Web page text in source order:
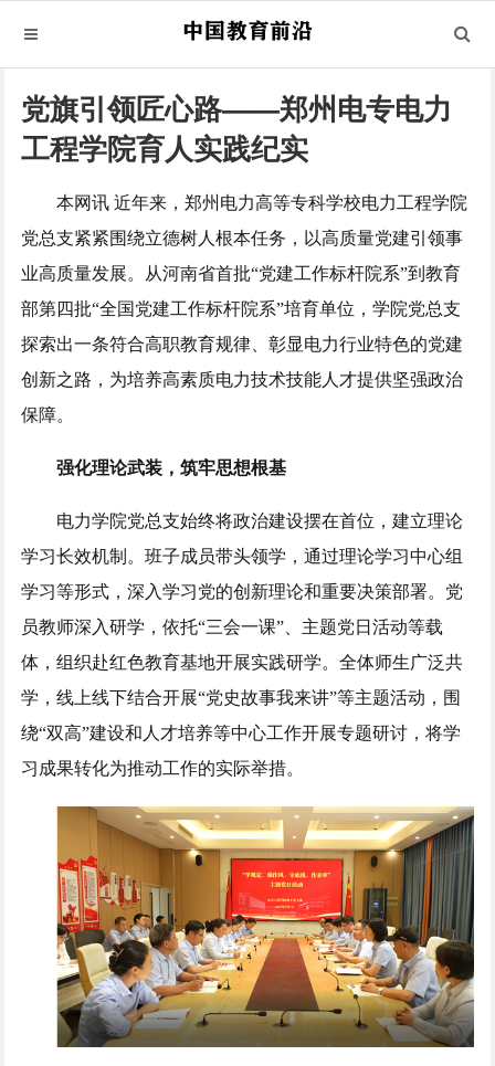
党旗引领匠心路——郑州电专电力
工程学院育人实践纪实
本网讯 近年来，郑州电力高等专科学校电力工程学院
党总支紧紧围绕立德树人根本任务，以高质量党建引领事
业高质量发展。从河南省首批“党建工作标杆院系”到教育
部第四批“全国党建工作标杆院系”培育单位，学院党总支
探索出一条符合高职教育规律、彰显电力行业特色的党建
创新之路，为培养高素质电力技术技能人才提供坚强政治
保障。
强化理论武装，筑牢思想根基
电力学院党总支始终将政治建设摆在首位，建立理论
学习长效机制。班子成员带头领学，通过理论学习中心组
学习等形式，深入学习党的创新理论和重要决策部署。党
员教师深入研学，依托“三会一课”、主题党日活动等载
体，组织赴红色教育基地开展实践研学。全体师生广泛共
学，线上线下结合开展“党史故事我来讲”等主题活动，围
绕“双高”建设和人才培养等中心工作开展专题研讨，将学
习成果转化为推动工作的实际举措。